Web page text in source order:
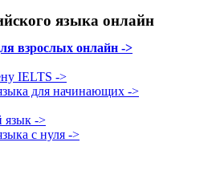
языка онлайн
взрослых онлайн ->
IELTS ->
для начинающих ->
язык ->
с нуля ->